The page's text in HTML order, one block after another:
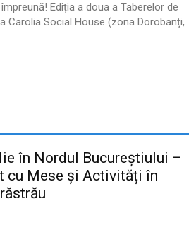
Ediția a doua a Taberelor de
Carolia Social House (zona Dorobanți,
în Nordul Bucureștiului –
cu Mese și Activități în